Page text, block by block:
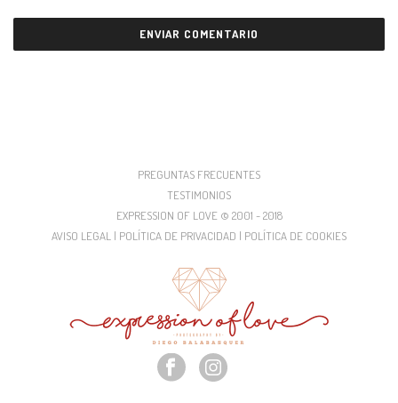
PREGUNTAS FRECUENTES
TESTIMONIOS
EXPRESSION OF LOVE © 2001 - 2018
AVISO LEGAL | POLÍTICA DE PRIVACIDAD | POLÍTICA DE COOKIES